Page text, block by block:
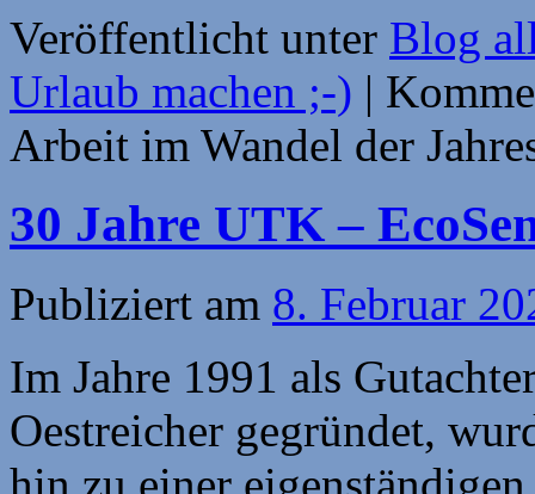
Veröffentlicht unter Blog
Urlaub machen ;-) |
Arbeit im Wandel der
30 Jahre UTK –
Publiziert am 8. Februar
Im Jahre 1991 als
Oestreicher gegründet,